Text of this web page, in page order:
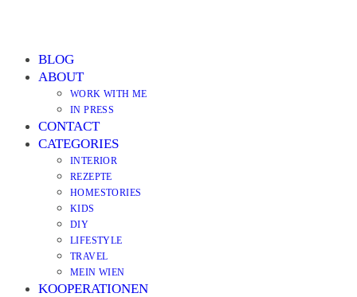
BLOG
ABOUT
WORK WITH ME
IN PRESS
CONTACT
CATEGORIES
INTERIOR
REZEPTE
HOMESTORIES
KIDS
DIY
LIFESTYLE
TRAVEL
MEIN WIEN
KOOPERATIONEN